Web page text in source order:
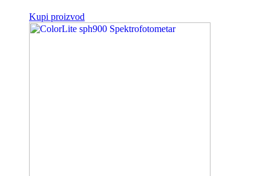
Kupi proizvod